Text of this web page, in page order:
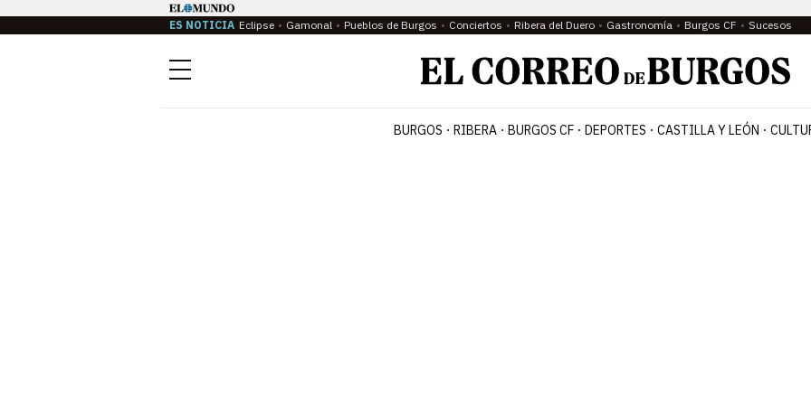
ES NOTICIA Eclipse Gamonal Pueblos de Burgos Conciertos Ribera del Duero Gastronomía Burgos CF Sucesos
Menú
BURGOS RIBERA BURGOS CF DEPORTES CASTILLA Y LEÓN